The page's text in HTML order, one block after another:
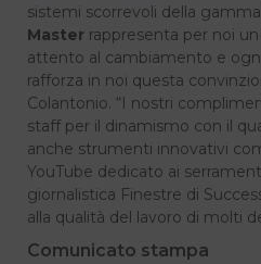
sistemi scorrevoli della gamma
Master rappresenta per noi
attento al cambiamento e
rafforza in noi questa
Colantonio. “I nostri
staff per il dinamismo con il
anche strumenti innovativi
YouTube dedicato ai
giornalistica Finestre di
alla qualità del lavoro di molti
Comunicato stampa